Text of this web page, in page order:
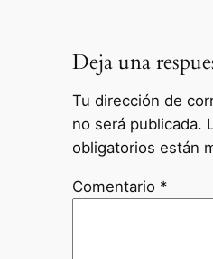
Deja una
Tu dirección de
no será publicada.
obligatorios están
Comentario *